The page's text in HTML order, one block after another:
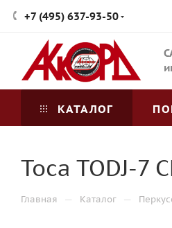
+7 (495) 637-93-50
КАТАЛОГ
Toca TODJ-7
Главная — Каталог —